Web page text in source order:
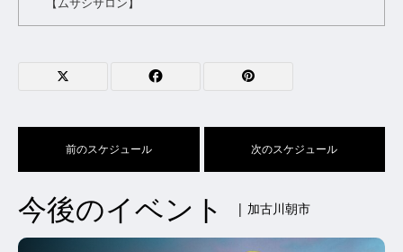
前のスケジュール 次のスケジュール
今後のイベント | 加古川朝市